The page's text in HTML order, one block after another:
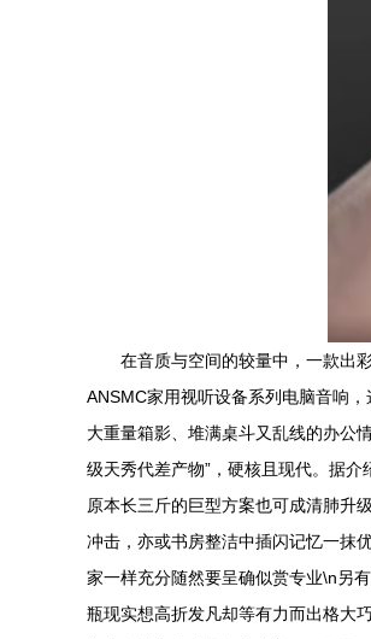
在音质与空间的较量中，一款出
ANSMC家用视听设备系列电脑音响
大重量箱影、堆满桌斗又乱线的办公
级天秀代差产物”，硬核且现代。据
原本长三斤的巨型方案也可成清肺升
冲击，亦或书房整洁中插闪记忆一抹
家一样充分随然要呈确似赏专业\n另
瓶现实想高折发凡却等有力而出格大